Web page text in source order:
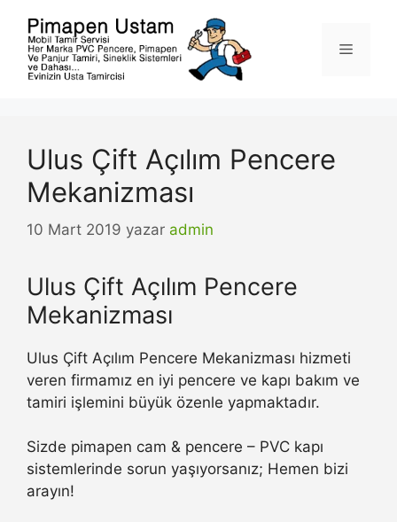
Menü
Ulus Çift Açılım Pencere
Mekanizması
10 Mart 2019 yazar admin
Ulus Çift Açılım Pencere
Mekanizması
Ulus Çift Açılım Pencere Mekanizması hizmeti
veren firmamız en iyi pencere ve kapı bakım ve
tamiri işlemini büyük özenle yapmaktadır.
Sizde pimapen cam & pencere – PVC kapı
sistemlerinde sorun yaşıyorsanız; Hemen bizi
arayın!